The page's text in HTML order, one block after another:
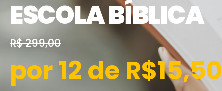
ESCOLA BÍBLICA
R$ 299,00
por 12 de R$15,50